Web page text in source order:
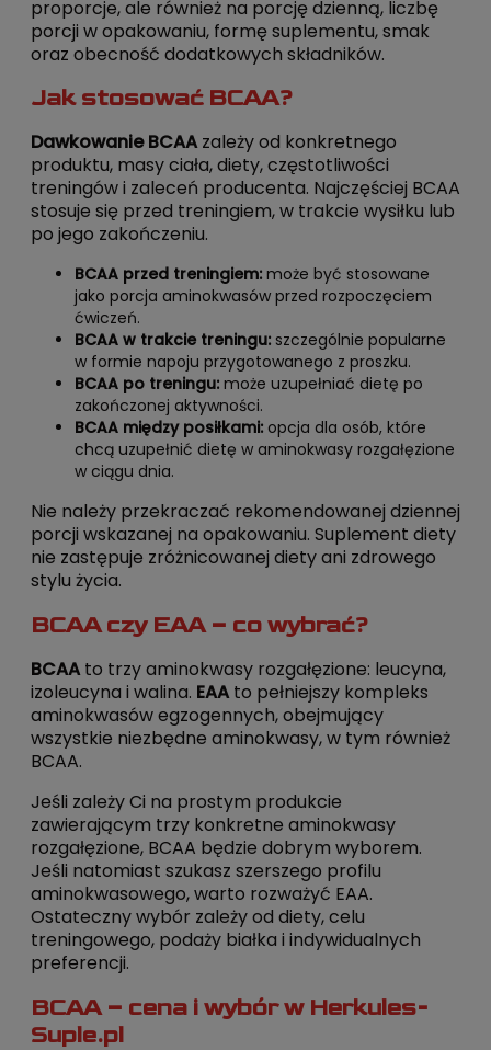
proporcje, ale również na porcję dzienną, liczbę
porcji w opakowaniu, formę suplementu, smak
oraz obecność dodatkowych składników.
Jak stosować BCAA?
Dawkowanie BCAAzależy od konkretnego
produktu, masy ciała, diety, częstotliwości
treningów i zaleceń producenta. Najczęściej BCAA
stosuje się przed treningiem, w trakcie wysiłku lub
po jego zakończeniu.
BCAA przed treningiem: może być stosowane
jako porcja aminokwasów przed rozpoczęciem
ćwiczeń.
BCAA w trakcie treningu: szczególnie popularne
w formie napoju przygotowanego z proszku.
BCAA po treningu: może uzupełniać dietę po
zakończonej aktywności.
BCAA między posiłkami: opcja dla osób, które
chcą uzupełnić dietę w aminokwasy rozgałęzione
w ciągu dnia.
Nie należy przekraczać rekomendowanej dziennej
porcji wskazanej na opakowaniu. Suplement diety
nie zastępuje zróżnicowanej diety ani zdrowego
stylu życia.
BCAA czy EAA – co wybrać?
BCAAto trzy aminokwasy rozgałęzione: leucyna,
izoleucyna i walina. EAAto pełniejszy kompleks
aminokwasów egzogennych, obejmujący
wszystkie niezbędne aminokwasy, w tym również
BCAA.
Jeśli zależy Ci na prostym produkcie
zawierającym trzy konkretne aminokwasy
rozgałęzione, BCAA będzie dobrym wyborem.
Jeśli natomiast szukasz szerszego profilu
aminokwasowego, warto rozważyć EAA.
Ostateczny wybór zależy od diety, celu
treningowego, podaży białka i indywidualnych
preferencji.
BCAA – cena i wybór w Herkules-
Suple.pl